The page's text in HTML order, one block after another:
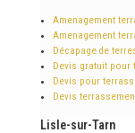
Amenagement
Amenagement
Décapage de
Devis gratuit
Devis pour
Devis
Lisle-sur-Tarn